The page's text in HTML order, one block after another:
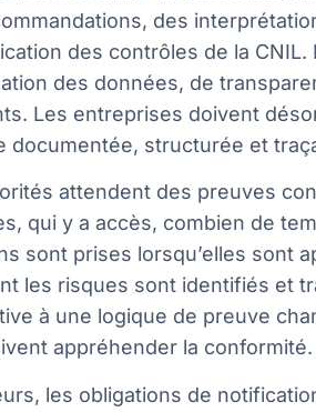
des
des contrôles de la CNIL.
des données, de
Les entreprises doivent
documentée, structurée et
attendent des preuves
qui y a accès, combien de
sont prises lorsqu’elles sont
les risques sont identifiés et
à une logique de preuve
appréhender la conformité.
les obligations de